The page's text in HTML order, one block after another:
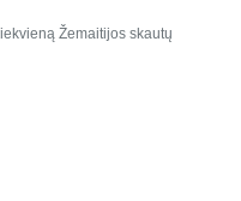
Žemaitijos skautų